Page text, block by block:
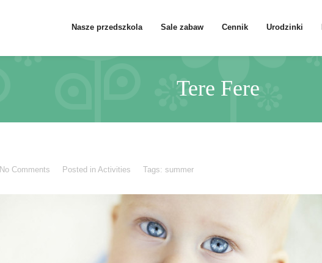
Nasze przedszkola Sale zabaw Cennik Urodzinki
Tere Fere
No Comments Posted in Activities Tags: summer